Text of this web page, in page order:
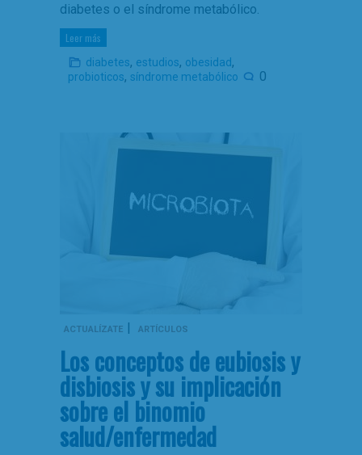
diabetes o el síndrome metabólico.
Leer más
diabetes, estudios, obesidad,
probioticos, síndrome metabólico 0
ACTUALÍZATE | ARTÍCULOS
Los conceptos de eubiosis y
disbiosis y su implicación
sobre el binomio
salud/enfermedad